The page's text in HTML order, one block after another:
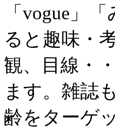
「vogue」
ると趣味・
観、目線・
ます。雑誌
齢をターゲ